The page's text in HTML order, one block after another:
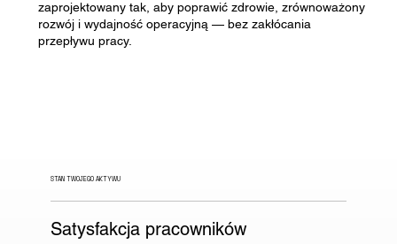
zaprojektowany tak, aby poprawić zdrowie, zrównoważony
rozwój i wydajność operacyjną — bez zakłócania
przepływu pracy.
STAN TWOJEGO AKTYWU
Satysfakcja pracowników